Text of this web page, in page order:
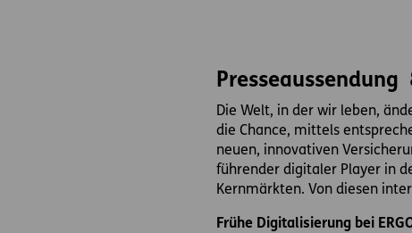
Die Welt, in der wir leben,
die Chance, mittels
neuen, innovativen
führender digitaler Player in
Kernmärkten. Von diesen
Frühe Digitalisierung bei